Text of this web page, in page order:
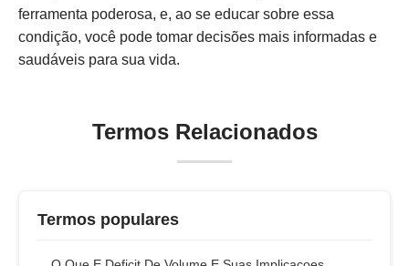
ferramenta poderosa, e, ao se educar sobre essa
condição, você pode tomar decisões mais informadas e
saudáveis para sua vida.
Termos Relacionados
Termos populares